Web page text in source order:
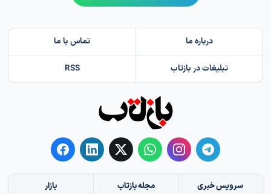
درباره ما تماس با ما
تبلیغات در بازتاب RSS
سرویس خبری مجله بازتاب بازار